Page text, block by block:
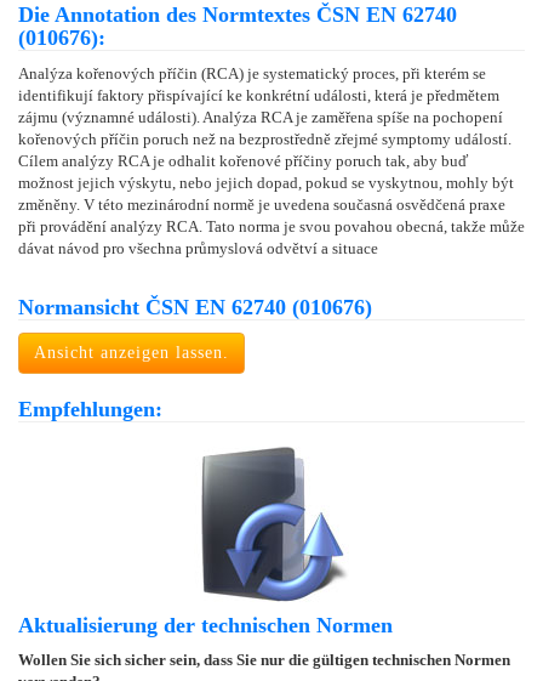
Die Annotation des Normtextes ČSN EN 62740
(010676):
Analýza kořenových příčin (RCA) je systematický proces, při kterém se
identifikují faktory přispívající ke konkrétní události, která je předmětem
zájmu (významné události). Analýza RCA je zaměřena spíše na pochopení
kořenových příčin poruch než na bezprostředně zřejmé symptomy událostí.
Cílem analýzy RCA je odhalit kořenové příčiny poruch tak, aby buď
možnost jejich výskytu, nebo jejich dopad, pokud se vyskytnou, mohly být
změněny. V této mezinárodní normě je uvedena současná osvědčená praxe
při provádění analýzy RCA. Tato norma je svou povahou obecná, takže může
dávat návod pro všechna průmyslová odvětví a situace
Normansicht ČSN EN 62740 (010676)
Ansicht anzeigen lassen.
Empfehlungen:
Aktualisierung der technischen Normen
Wollen Sie sich sicher sein, dass Sie nur die gültigen technischen Normen